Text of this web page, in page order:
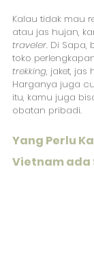
Kalau tidak mau
atau jas hujan,
traveler. Di Sapa,
toko
trekking, jaket, jas
Harganya juga
itu, kamu juga
obatan pribadi.
Yang Perlu
Vietnam ada